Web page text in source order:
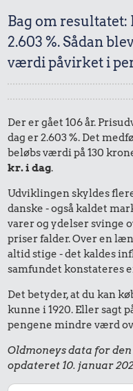
Bag om resultatet:
2.603 %. Sådan
værdi påvirket i
Der er gået 106 år.
dag er 2.603 %. Det
beløbs værdi på 130
kr. i dag.
Udviklingen skyldes
danske - også kaldet
varer og ydelser svinge
priser falder. Over en
altid stige - det kaldes
samfundet konstateres
Det betyder, at du kan
kunne i 1920. Eller sagt
pengene mindre værd
Oldmoneys data for
opdateret 10. januar